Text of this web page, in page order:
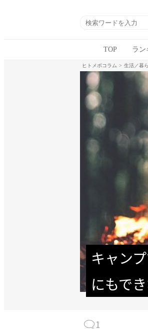
TOP ラン
ヒトメボコラム 生活／暮ら
キャン
にもで
1